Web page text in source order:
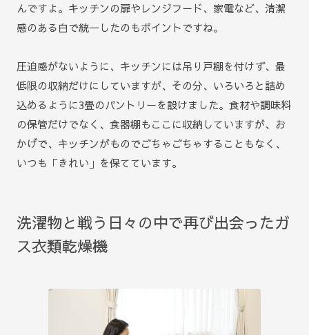
んですよ。キッチンの扉やレンジフード、家電など、清潔
感のある白で統一したのもポイントですね。
圧迫感がないように、キッチンには吊り戸棚を付けず、最
低限の収納だけにしていますが、その分、いろいろと詰め
込めるように3畳のパントリーを設けました。食材や調味料
の保管だけでなく、食器棚もここに収納していますが、お
かげで、キッチンがものでごちゃごちゃすることもなく、
いつも「きれい」を保てています。
洗濯物と戦う日々の中で再び出会ったガ
ス衣類乾燥機